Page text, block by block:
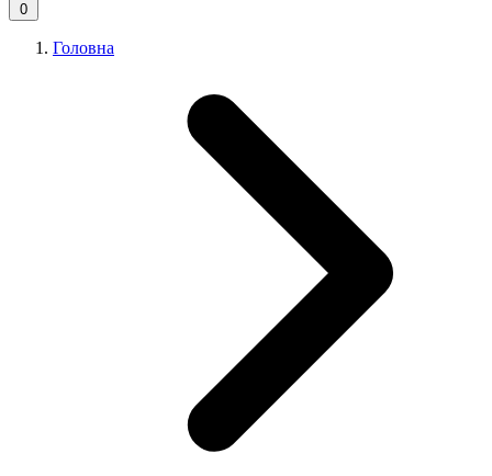
0
Головна